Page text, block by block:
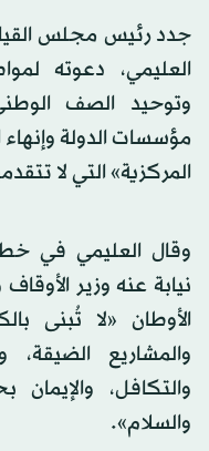
جدد رئيس مجلس
العليمي، دعوته
وتوحيد الصف
مؤسسات الدولة
المركزية» التي لا
وقال العليمي في
نيابة عنه وزير
الأوطان «لا تُبنى
والمشاريع
والتكافل،
والسلام».